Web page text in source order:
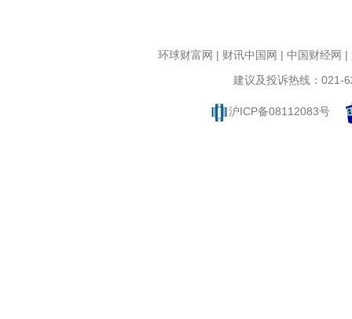
环球财富网 | 财讯中国网 | 中国财经网 |
建议及投诉热线：021-
沪ICP备08112083号